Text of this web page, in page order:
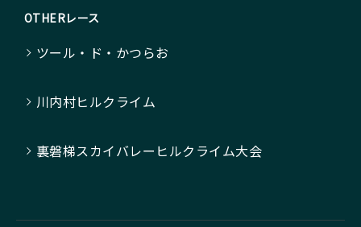
OTHERレース
ツール・ド・かつらお
川内村ヒルクライム
裏磐梯スカイバレーヒルクライム大会